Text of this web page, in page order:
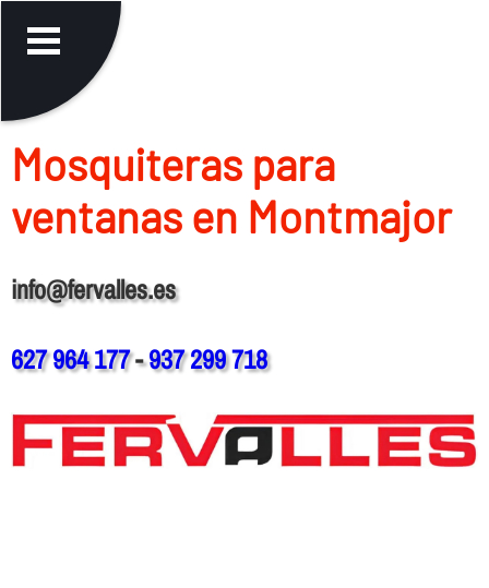
Mosquiteras para
ventanas en Montmajor
info@fervalles.es
627 964 177-937 299 718